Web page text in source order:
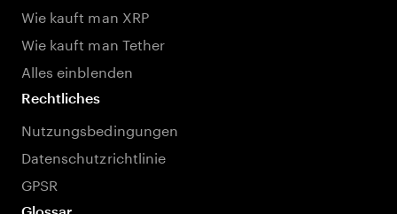
Wie kauft man XRP
Wie kauft man Tether
Alles einblenden
Rechtliches
Nutzungsbedingungen
Datenschutzrichtlinie
GPSR